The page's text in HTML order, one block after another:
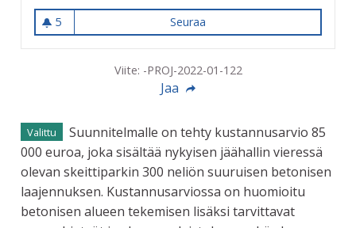
5
5 seuraajaa
Seuraa
Viite: -PROJ-2022-01-122
Jaa
Valittu
Suunnitelmalle on tehty kustannusarvio 85
000 euroa, joka sisältää nykyisen jäähallin vieressä
olevan skeittiparkin 300 neliön suuruisen betonisen
laajennuksen. Kustannusarviossa on huomioitu
betonisen alueen tekemisen lisäksi tarvittavat